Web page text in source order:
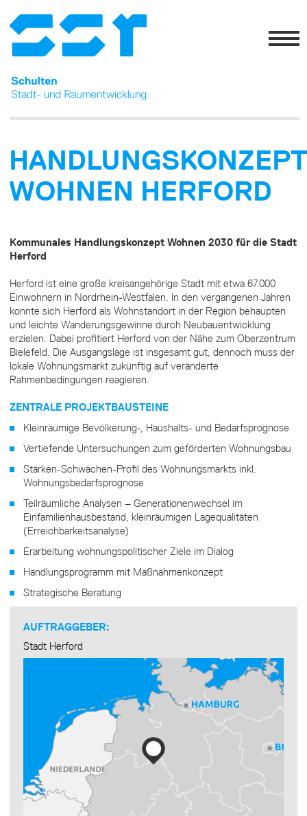
WOHNEN HERFORD
Kommunales Handlungskonzept Wohnen 2030 für die Stadt
Herford
Herford ist eine große kreisangehörige Stadt mit etwa 67.000
Einwohnern in Nordrhein-Westfalen. In den vergangenen Jahren
konnte sich Herford als Wohnstandort in der Region behaupten
und leichte Wanderungsgewinne durch Neubauentwicklung
erzielen. Dabei profitiert Herford von der Nähe zum Oberzentrum
Bielefeld. Die Ausgangslage ist insgesamt gut, dennoch muss der
lokale Wohnungsmarkt zukünftig auf veränderte
Rahmenbedingungen reagieren.
ZENTRALE PROJEKTBAUSTEINE
Kleinräumige Bevölkerung-, Haushalts- und Bedarfsprognose
Vertiefende Untersuchungen zum geförderten Wohnungsbau
Stärken-Schwächen-Profil des Wohnungsmarkts inkl.
Wohnungsbedarfsprognose
Teilräumliche Analysen – Generationenwechsel im
Einfamilienhausbestand, kleinräumigen Lagequalitäten
(Erreichbarkeitsanalyse)
Erarbeitung wohnungspolitischer Ziele im Dialog
Handlungsprogramm mit Maßnahmenkonzept
Strategische Beratung
AUFTRAGGEBER:
Stadt Herford